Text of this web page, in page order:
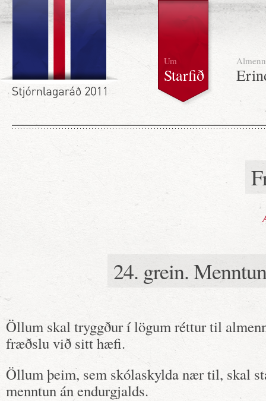
Um
Starfið
Almenn
24. grein. Menntun
Öllum skal tryggður í lögum réttur til
fræðslu við sitt hæfi.
Öllum þeim, sem skólaskylda nær til, skal
menntun án endurgjalds.